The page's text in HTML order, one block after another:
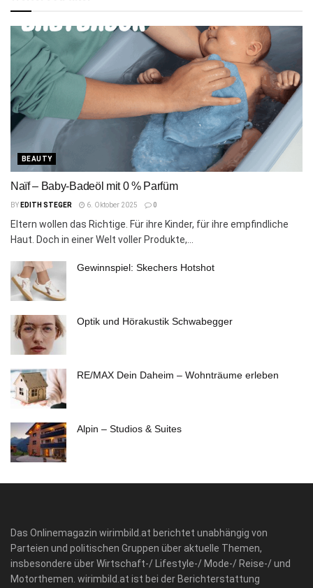
BEAUTY
Naïf – Baby-Badeöl mit 0 % Parfüm
BY EDITH STEGER 6. Oktober 2025 0
Eltern wollen das Richtige. Für ihre Kinder, für ihre empfindliche
Haut. Doch in einer Welt voller Produkte,...
Gewinnspiel: Skechers Hotshot
Optik und Hörakustik Schwabegger
RE/MAX Dein Daheim – Wohnträume erleben
Alpin – Studios & Suites
Das Onlinemagazin wirimbild.at berichtet unabhängig von
Parteien und politischen Gruppen über aktuelle Themen,
insbesondere über Wirtschaft-/ Lifestyle-/ Mode-/ Reise-/ und
Motorthemen. wirimbild.at ist bei der Berichterstattung